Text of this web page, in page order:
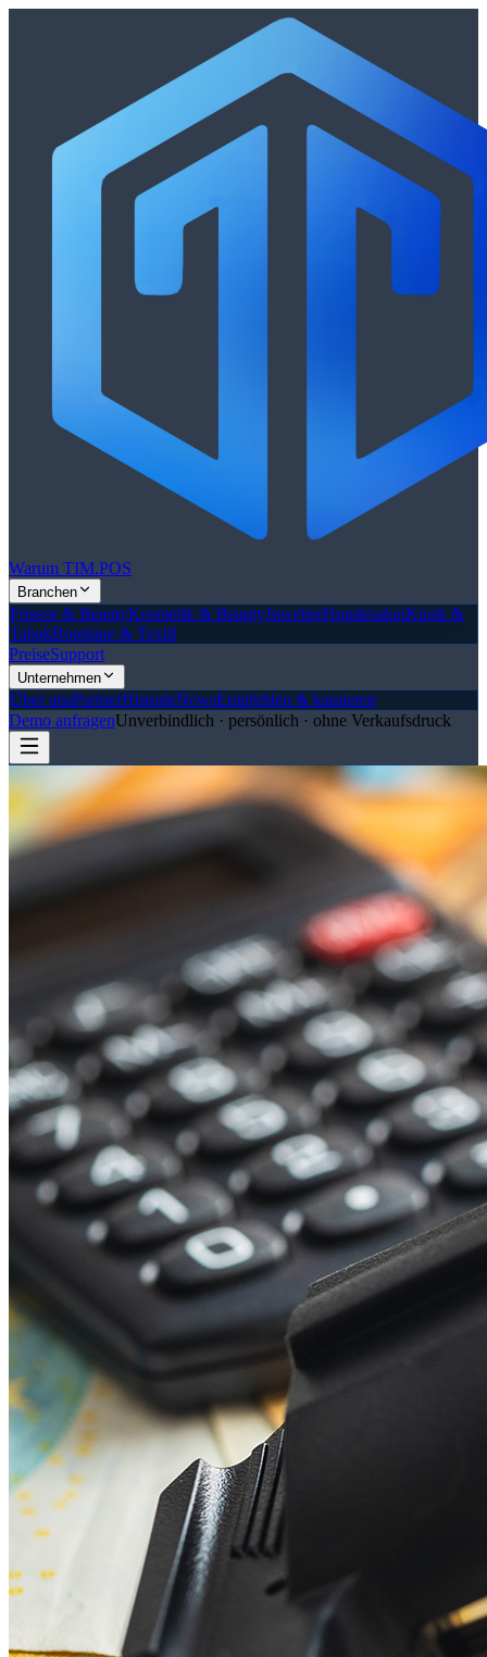
Warum TIM.POS
Branchen
Friseur & BeautyKosmetik & BeautyJuwelierHundesalonKiosk &
TabakBoutique & Textil
PreiseSupport
Unternehmen
Über unsPartnerHistorieNewsEmpfehlen & kassieren
Demo anfragenUnverbindlich · persönlich · ohne Verkaufsdruck